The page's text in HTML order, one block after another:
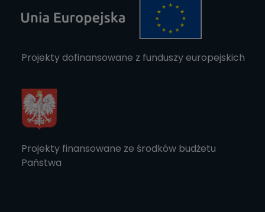
Projekty dofinansowane z funduszy europejskich
Projekty finansowane ze środków budżetu
Państwa